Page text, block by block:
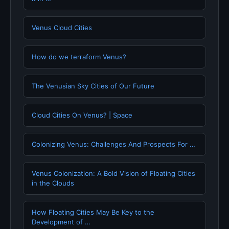
Venus Cloud Cities
How do we terraform Venus?
The Venusian Sky Cities of Our Future
Cloud Cities On Venus? | Space
Colonizing Venus: Challenges And Prospects For …
Venus Colonization: A Bold Vision of Floating Cities
in the Clouds
How Floating Cities May Be Key to the
Development of …